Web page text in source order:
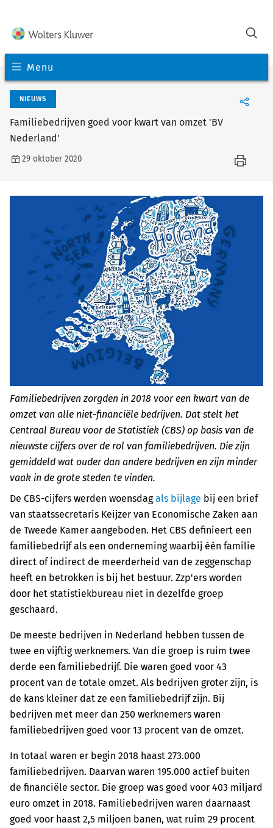
Menu
NIEUWS
Familiebedrijven goed voor kwart van omzet 'BV
Nederland'
29 oktober 2020
Familiebedrijven zorgden in 2018 voor een kwart van de
omzet van alle niet-financiële bedrijven. Dat stelt het
Centraal Bureau voor de Statistiek (CBS) op basis van de
nieuwste cijfers over de rol van familiebedrijven. Die zijn
gemiddeld wat ouder dan andere bedrijven en zijn minder
vaak in de grote steden te vinden.
De CBS-cijfers werden woensdagals bijlage bij een brief
van staatssecretaris Keijzer van Economische Zaken aan
de Tweede Kamer aangeboden. Het CBS definieert een
familiebedrijf als een onderneming waarbij één familie
direct of indirect de meerderheid van de zeggenschap
heeft en betrokken is bij het bestuur. Zzp'ers worden
door het statistiekbureau niet in dezelfde groep
geschaard.
De meeste bedrijven in Nederland hebben tussen de
twee en vijftig werknemers. Van die groep is ruim twee
derde een familiebedrijf. Die waren goed voor 43
procent van de totale omzet. Als bedrijven groter zijn, is
de kans kleiner dat ze een familiebedrijf zijn. Bij
bedrijven met meer dan 250 werknemers waren
familiebedrijven goed voor 13 procent van de omzet.
In totaal waren er begin 2018 haast 273.000
familiebedrijven. Daarvan waren 195.000 actief buiten
de financiële sector. Die groep was goed voor 403 miljard
euro omzet in 2018. Familiebedrijven waren daarnaast
goed voor haast 2,5 miljoen banen, wat ruim 29 procent